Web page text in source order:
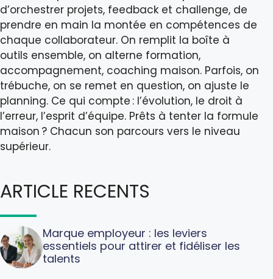
d’orchestrer projets, feedback et challenge, de
prendre en main la montée en compétences de
chaque collaborateur. On remplit la boîte à
outils ensemble, on alterne formation,
accompagnement, coaching maison. Parfois, on
trébuche, on se remet en question, on ajuste le
planning. Ce qui compte : l’évolution, le droit à
l’erreur, l’esprit d’équipe. Prêts à tenter la formule
maison ? Chacun son parcours vers le niveau
supérieur.
ARTICLE RECENTS
Marque employeur : les leviers
essentiels pour attirer et fidéliser les
talents